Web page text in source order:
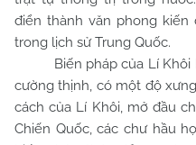
điển thành văn phong
trong lịch sử Trung Quốc.
Biến pháp của Lí Khôi
cường thịnh, có một độ
cách của Lí Khôi, mở đầu
Chiến Quốc, các chư hầu